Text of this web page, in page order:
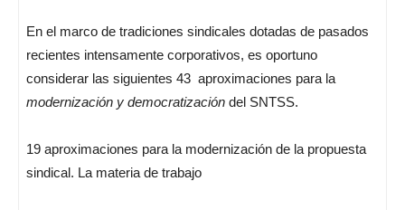
En el marco de tradiciones sindicales dotadas de pasados
recientes intensamente corporativos, es oportuno
considerar las siguientes 43 aproximaciones para la
modernización y democratización del SNTSS.
19 aproximaciones para la modernización de la propuesta
sindical. La materia de trabajo